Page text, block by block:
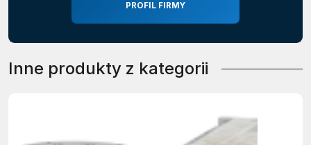
PROFIL FIRMY
Inne produkty z kategorii